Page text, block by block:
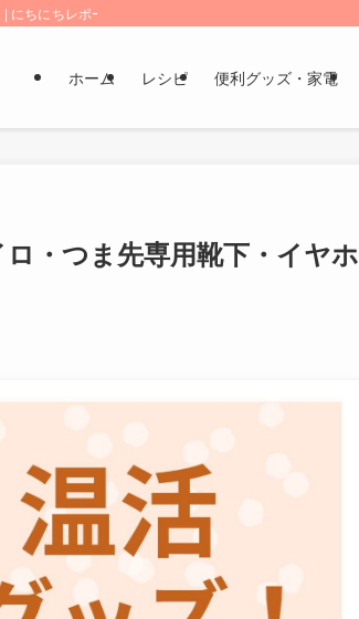
ちにちレポート
ホーム レシピ 便利グッズ・家電
・つま先専用靴下・イヤホ